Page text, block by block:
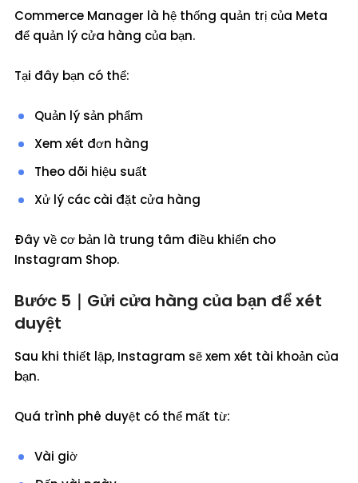
Commerce Manager là hệ thống quản trị của Meta
để quản lý cửa hàng của bạn.
Tại đây bạn có thể:
Quản lý sản phẩm
Xem xét đơn hàng
Theo dõi hiệu suất
Xử lý các cài đặt cửa hàng
Đây về cơ bản là trung tâm điều khiển cho
Instagram Shop.
Bước 5｜Gửi cửa hàng của bạn để xét
duyệt
Sau khi thiết lập, Instagram sẽ xem xét tài khoản của
bạn.
Quá trình phê duyệt có thể mất từ:
Vài giờ